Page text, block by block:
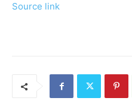
Source link